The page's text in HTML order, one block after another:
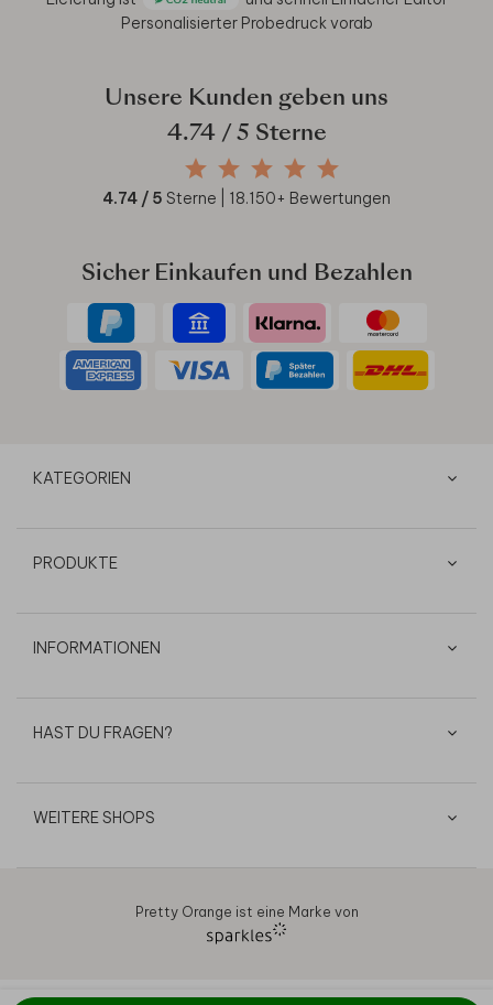
Personalisierter Probedruck vorab
Unsere Kunden geben uns
4.74/ 5 Sterne
4.74 / 5 Sterne | 18.150+ Bewertungen
Sicher Einkaufen und Bezahlen
KATEGORIEN
PRODUKTE
INFORMATIONEN
HAST DU FRAGEN?
WEITERE SHOPS
Pretty Orange ist eine Marke von
AGB Datenschutz Cookies Impressum © 2026